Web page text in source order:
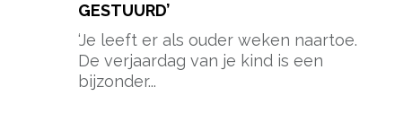
GESTUURD’
‘Je leeft er als ouder weken naartoe.
De verjaardag van je kind is een
bijzonder...